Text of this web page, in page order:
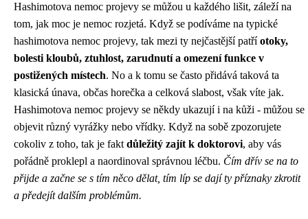
Hashimotova nemoc projevy se můžou u každého lišit, záleží na
tom, jak moc je nemoc rozjetá. Když se podíváme na typické
hashimotova nemoc projevy, tak mezi ty nejčastější patříotoky,
bolesti kloubů, ztuhlost, zarudnutí a omezení funkce v
postižených místech. No a k tomu se často přidává taková ta
klasická únava, občas horečka a celková slabost, však víte jak.
Hashimotova nemoc projevy se někdy ukazují i na kůži - můžou se
objevit různý vyrážky nebo vřídky. Když na sobě zpozorujete
cokoliv z toho, tak je fakt důležitý zajít k doktorovi, aby vás
pořádně proklepl a naordinoval správnou léčbu. Čím dřív se na to
přijde a začne se s tím něco dělat, tím líp se dají ty příznaky zkrotit
a předejít dalším problémům.